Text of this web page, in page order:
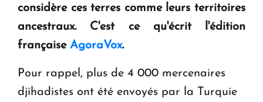
Le premier hôtel Hyatt Regency d'Arménie
ouvrira ses portes à Dilijan
considère ces terres comme leurs territoires
ancestraux. C'est ce qu'écrit l'édition
française AgoraVox.
Pour rappel, plus de 4 000 mercenaires
djihadistes ont été envoyés par la Turquie